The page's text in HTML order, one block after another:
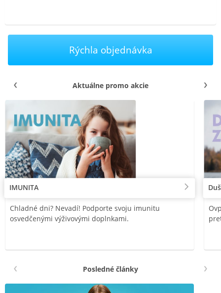
Rýchla objednávka
Aktuálne promo akcie
IMUNITA
Chladné dni? Nevadí! Podporte svoju imunitu
osvedčenými výživovými doplnkami.
Posledné články